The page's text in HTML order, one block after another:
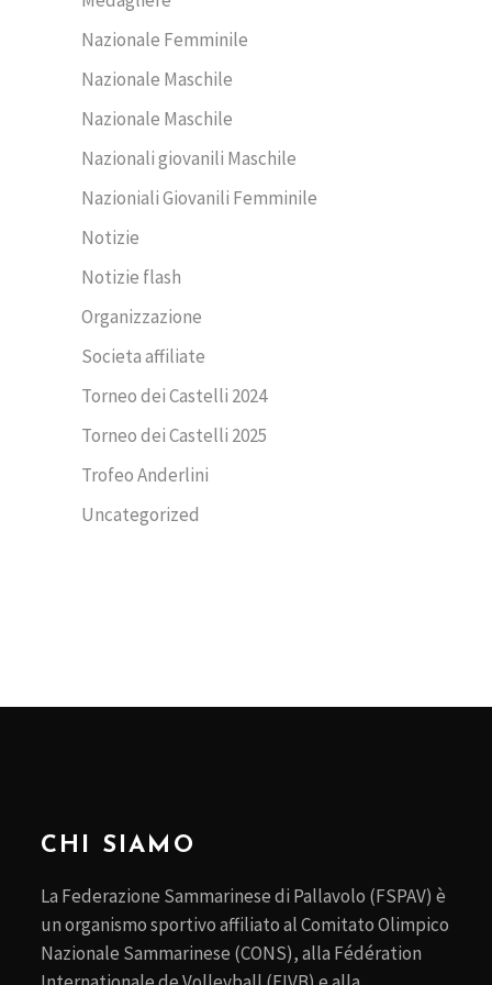
Nazionale Femminile
Nazionale Maschile
Nazionale Maschile
Nazionali giovanili Maschile
Nazioniali Giovanili Femminile
Notizie
Notizie flash
Organizzazione
Societa affiliate
Torneo dei Castelli 2024
Torneo dei Castelli 2025
Trofeo Anderlini
Uncategorized
CHI SIAMO
La Federazione Sammarinese di Pallavolo (FSPAV) è
un organismo sportivo affiliato al Comitato Olimpico
Nazionale Sammarinese (CONS), alla Fédération